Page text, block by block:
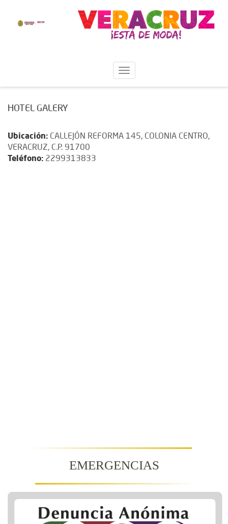
HOTEL GALERY
Ubicación: CALLEJÓN REFORMA 145, COLONIA CENTRO,
VERACRUZ, C.P. 91700
Teléfono: 2299313833
EMERGENCIAS